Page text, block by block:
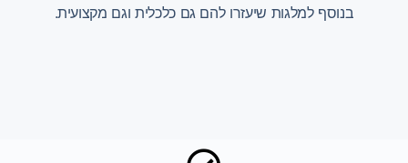
בנוסף למלגות שיעזרו להם גם כלכלית וגם מקצועית.